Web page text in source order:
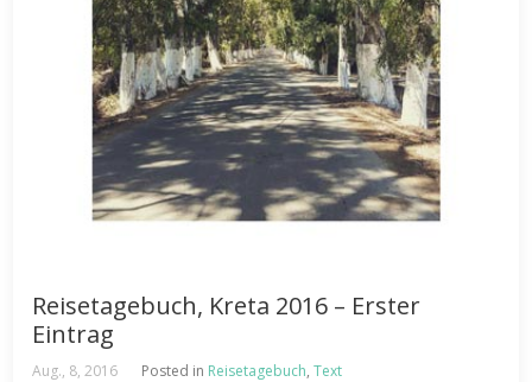
Reisetagebuch, Kreta 2016 – Erster
Eintrag
Aug., 8, 2016 Posted in Reisetagebuch,Text